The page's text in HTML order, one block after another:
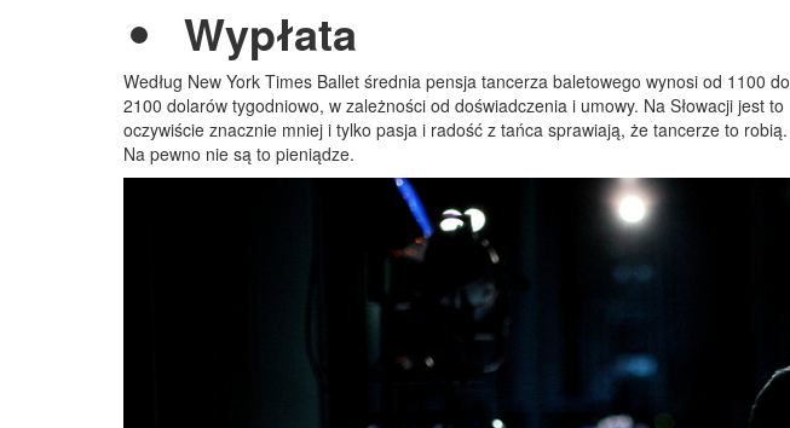
Wypłata
Według New York Times Ballet średnia pensja tancerza baletowego wynosi od 1100 do
2100 dolarów tygodniowo, w zależności od doświadczenia i umowy. Na Słowacji jest to
oczywiście znacznie mniej i tylko pasja i radość z tańca sprawiają, że tancerze to robią.
Na pewno nie są to pieniądze.